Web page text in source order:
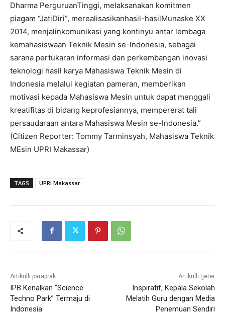
Dharma PerguruanTinggi, melaksanakan komitmen
piagam “JatiDiri”, merealisasikanhasil-hasilMunaske XX
2014, menjalinkomunikasi yang kontinyu antar lembaga
kemahasiswaan Teknik Mesin se-Indonesia, sebagai
sarana pertukaran informasi dan perkembangan inovasi
teknologi hasil karya Mahasiswa Teknik Mesin di
Indonesia melalui kegiatan pameran, memberikan
motivasi kepada Mahasiswa Mesin untuk dapat menggali
kreatifitas di bidang keprofesiannya, mempererat tali
persaudaraan antara Mahasiswa Mesin se-Indonesia.”
(Citizen Reporter: Tommy Tarminsyah, Mahasiswa Teknik
MEsin UPRI Makassar)
TAGS UPRI Makassar
Artikulli paraprak
IPB Kenalkan “Science
Techno Park” Termaju di
Indonesia
Artikulli tjetër
Inspiratif, Kepala Sekolah
Melatih Guru dengan Media
Penemuan Sendiri